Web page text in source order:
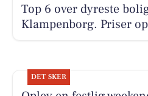
Top 6 over dyreste
Klampenborg. Priser
DET SKER